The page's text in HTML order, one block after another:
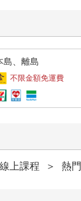
島、離島
不限金額免運費
上課程 ＞ 熱